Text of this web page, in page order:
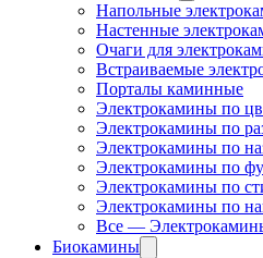
Напольные
Настенные
Очаги для
Встраиваемые
Порталы каминные
Электрокамины по
Электрокамины по
Электрокамины по
Электрокамины по
Электрокамины по
Электрокамины по
Все —
Биокамины